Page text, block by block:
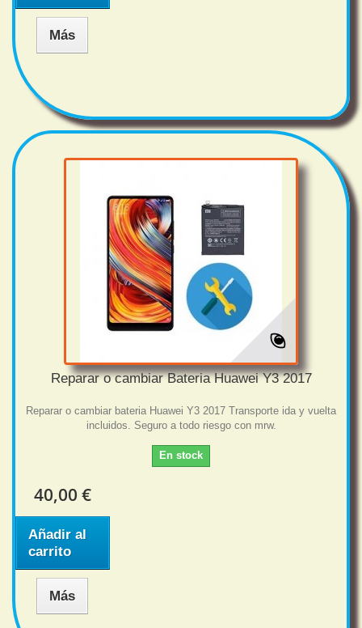
Más
Reparar o cambiar Bateria Huawei Y3 2017
Reparar o cambiar bateria Huawei Y3 2017 Transporte ida y vuelta
incluidos. Seguro a todo riesgo con mrw.
En stock
40,00 €
Añadir al
carrito
Más